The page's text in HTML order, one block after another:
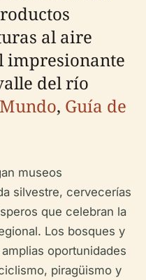
al aire
impresionante
del río
, Guía de
museos
silvestre, cervecerías
que celebran la
Los bosques y
oportunidades
piragüismo y